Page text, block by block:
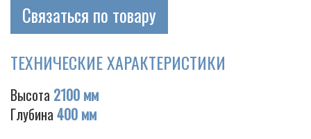
Связаться по товару
ТЕХНИЧЕСКИЕ ХАРАКТЕРИСТИКИ
Высота 2100 мм
Глубина 400 мм